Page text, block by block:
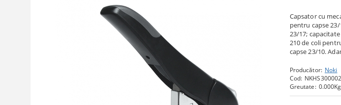
Capsator cu
pentru capse
23/17;
210 de coli
capse 23/10.
Producător: Noki
Cod:
Greutate: 0.000Kg